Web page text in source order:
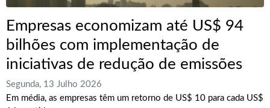
Empresas economizam até US$ 94
bilhões com implementação de
iniciativas de redução de emissões
Segunda, 13 Julho 2026
Em média, as empresas têm um retorno de US$ 10 para cada US$